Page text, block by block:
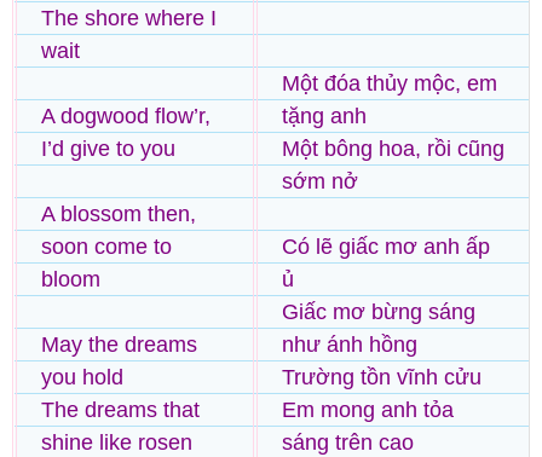
The shore where I
wait
A dogwood flow’r,
I’d give to you
A blossom then,
soon come to
bloom
May the dreams
you hold
The dreams that
shine like rosen
Một đóa thủy mộc, em
tặng anh
Một bông hoa, rồi cũng
sớm nở
Có lẽ giấc mơ anh ấp
ủ
Giấc mơ bừng sáng
như ánh hồng
Trường tồn vĩnh cửu
Em mong anh tỏa
sáng trên cao